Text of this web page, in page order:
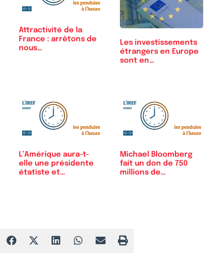
Attractivité de la
France : arrêtons de
nous…
Les investissements
étrangers en Europe
sont en…
L’Amérique aura-t-
elle une présidente
étatiste et…
Michael Bloomberg
fait un don de 750
millions de…